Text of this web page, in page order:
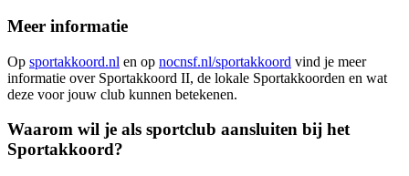
Meer informatie
Op sportakkoord.nl en op nocnsf.nl/sportakkoord vind je meer
informatie over Sportakkoord II, de lokale Sportakkoorden en wat
deze voor jouw club kunnen betekenen.
Waarom wil je als sportclub aansluiten bij het
Sportakkoord?